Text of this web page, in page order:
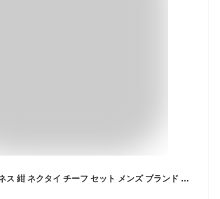
[HISDERN] ビジネス 紺 ネクタイ チーフ セット メンズ ブランド 高級 チェック柄 結婚式 就活 入学式 卒業式 プレゼントHC-01